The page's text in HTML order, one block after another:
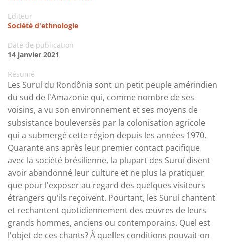
Editeur
Société d'ethnologie
Date de publication
14 janvier 2021
Résumé
Les Suruí du Rondônia sont un petit peuple amérindien
du sud de l'Amazonie qui, comme nombre de ses
voisins, a vu son environnement et ses moyens de
subsistance bouleversés par la colonisation agricole
qui a submergé cette région depuis les années 1970.
Quarante ans après leur premier contact pacifique
avec la société brésilienne, la plupart des Suruí disent
avoir abandonné leur culture et ne plus la pratiquer
que pour l'exposer au regard des quelques visiteurs
étrangers qu'ils reçoivent. Pourtant, les Suruí chantent
et rechantent quotidiennement des œuvres de leurs
grands hommes, anciens ou contemporains. Quel est
l'objet de ces chants? À quelles conditions pouvait-on